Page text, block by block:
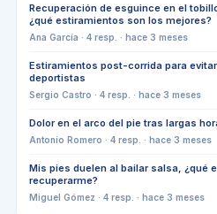
Recuperación de esguince en el
¿qué estiramientos son los mejores?
Ana García · 4resp. · hace 3 meses
Estiramientos post-corrida para
deportistas
Sergio Castro · 4resp. · hace 3 meses
Dolor en el arco del pie tras largas
Antonio Romero · 4resp. · hace 3 meses
Mis pies duelen al bailar salsa, ¿qué
recuperarme?
Miguel Gómez · 4resp. · hace 3 meses